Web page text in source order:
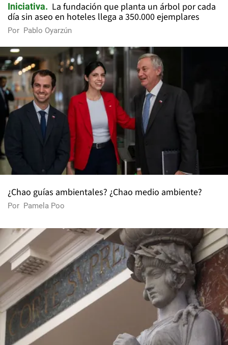
Iniciativa
La fundación que planta un árbol por cada
día sin aseo en hoteles llega a 350.000 ejemplares
Por Pablo Oyarzún
¿Chao guías ambientales? ¿Chao medio ambiente?
Por Pamela Poo